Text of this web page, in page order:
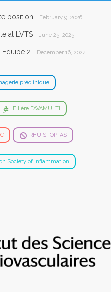
position February 9, 2026
at LVTS June 25, 2025
Equipe 2 December 16, 2024
préclinique
Filière FAVAMULTI
RHU STOP-AS
Society of Inflammation